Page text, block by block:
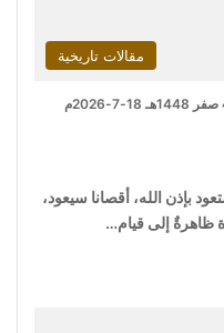
مقالات تاريخية
بإذن الله، أقصانا سيعود،
ظاهرةٌ إلى قيام…